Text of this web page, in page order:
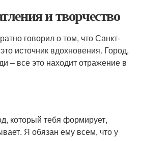
и творчество
говорил о том, что Санкт-
источник вдохновения. Город,
– все это находит отражение в
который тебя формирует,
Я обязан ему всем, что у